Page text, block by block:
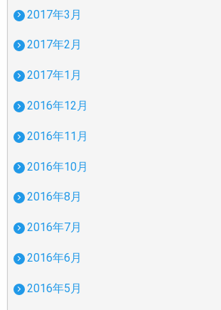
2017年3月
2017年2月
2017年1月
2016年12月
2016年11月
2016年10月
2016年8月
2016年7月
2016年6月
2016年5月